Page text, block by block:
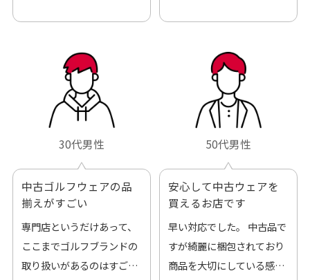
30代男性
中古ゴルフウェアの品
揃えがすごい
専門店というだけあって、
ここまでゴルフブランドの
取り扱いがあるのはすご
50代男性
安心して中古ウェアを
買えるお店です
早い対応でした。 中古品で
すが綺麗に梱包されており
商品を大切にしている感が